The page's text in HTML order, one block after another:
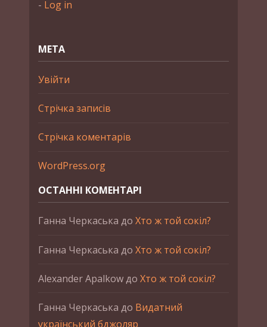
- Log in
МЕТА
Увійти
Стрічка записів
Стрічка коментарів
WordPress.org
ОСТАННІ КОМЕНТАРІ
Ганна Черкаська до Хто ж той сокіл?
Ганна Черкаська до Хто ж той сокіл?
Alexander Apalkowдо Хто ж той сокіл?
Ганна Черкаська до Видатний
український бджоляр